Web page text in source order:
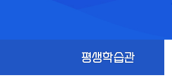
평생학습관